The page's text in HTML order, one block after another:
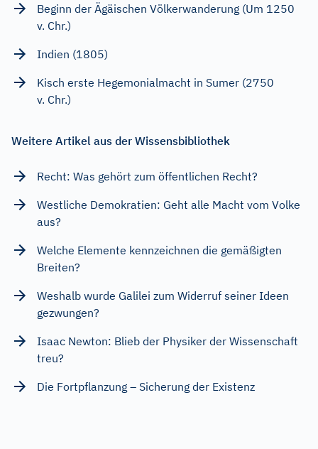
Beginn der Ägäischen Völkerwanderung (Um 1250
v. Chr.)
Indien (1805)
Kisch erste Hegemonialmacht in Sumer (2750
v. Chr.)
Weitere Artikel aus der Wissensbibliothek
Recht: Was gehört zum öffentlichen Recht?
Westliche Demokratien: Geht alle Macht vom Volke
aus?
Welche Elemente kennzeichnen die gemäßigten
Breiten?
Weshalb wurde Galilei zum Widerruf seiner Ideen
gezwungen?
Isaac Newton: Blieb der Physiker der Wissenschaft
treu?
Die Fortpflanzung – Sicherung der Existenz